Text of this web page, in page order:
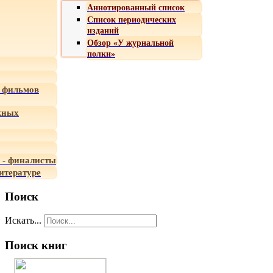
Аннотированный список
Список периодических
изданий
Обзор «У журнальной
полки»
- финалисты
Поиск
Искать...
Поиск книг